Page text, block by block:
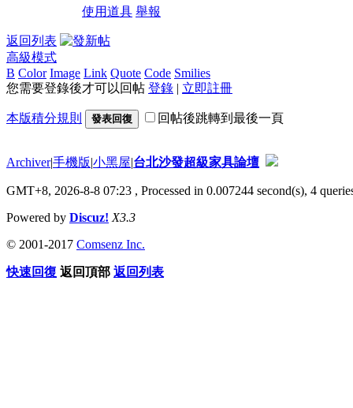
使用道具 舉報
返回列表
高級模式
B Color Image Link Quote Code Smilies
您需要登錄後才可以回帖 登錄 | 立即註冊
本版積分規則 發表回復 回帖後跳轉到最後一頁
Archiver|手機版|小黑屋|台北沙發超級家具論壇
GMT+8, 2026-8-8 07:23 , Processed in 0.007244 second(s), 4
Powered by Discuz! X3.3
© 2001-2017 Comsenz Inc.
快速回復 返回頂部 返回列表